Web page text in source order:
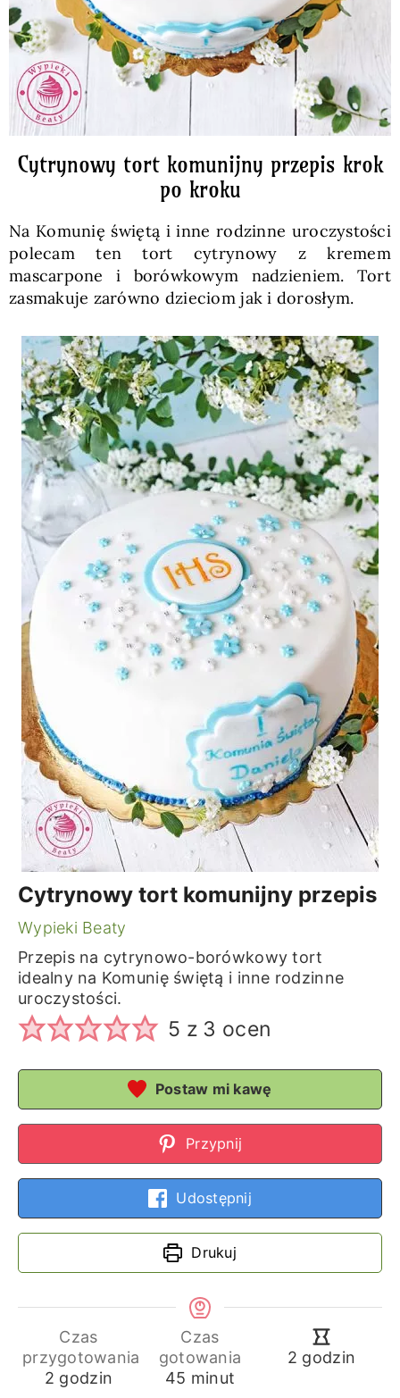
Cytrynowy tort komunijny przepis krok
po kroku
Na Komunię świętą i inne rodzinne uroczystości
polecam ten tort cytrynowy z kremem
mascarpone i borówkowym nadzieniem. Tort
zasmakuje zarówno dzieciom jak i dorosłym.
Cytrynowy tort komunijny przepis
Wypieki Beaty
Przepis na cytrynowo-borówkowy tort
idealny na Komunię świętą i inne rodzinne
uroczystości.
5 z 3 ocen
Postaw mi kawę
Przypnij
Udostępnij
Drukuj
Czas
przygotowania
2 godziny
godzin
Czas
gotowania
45 minuty
minut
2 godziny
godzin